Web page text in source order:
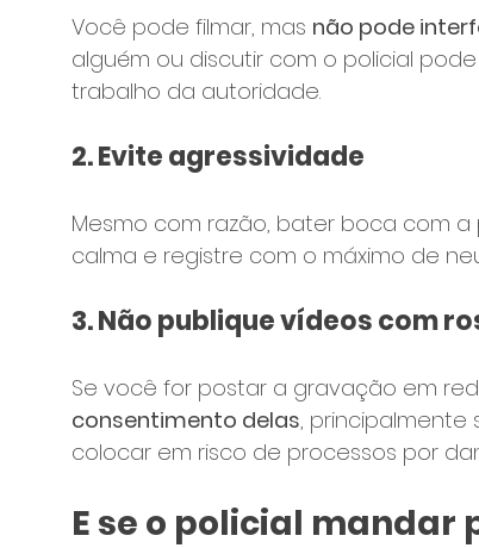
Você pode filmar, mas não pode
alguém ou discutir com o policial
trabalho da autoridade.
2. Evite agressividade
Mesmo com razão, bater boca com
calma e registre com o máximo de
3. Não publique vídeos com
Se você for postar a gravação em
consentimento delas, principalmente
colocar em risco de processos por
E se o policial mandar